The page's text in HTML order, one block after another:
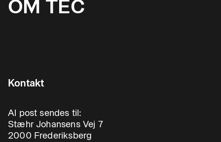
OM TEC
Kontakt
Al post sendes til:
Stæhr Johansens Vej 7
2000 Frederiksberg